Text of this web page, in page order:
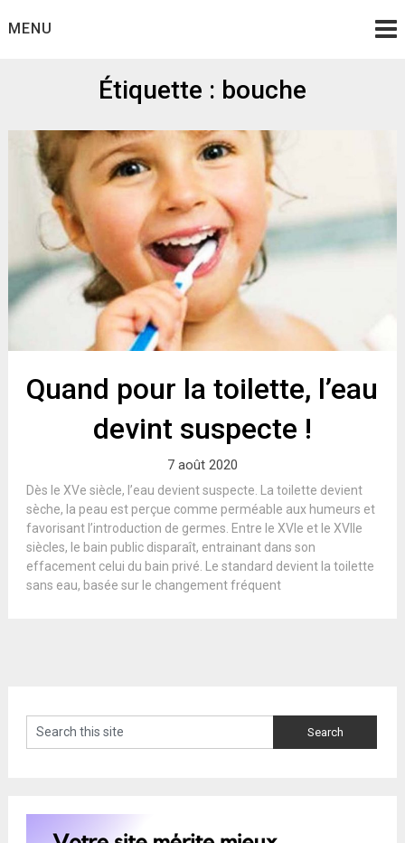
toMENU
Étiquette : bouche
Quand pour la toilette, l’eau
devint suspecte !
7 août 2020
Dès le XVe siècle, l’eau devient suspecte. La toilette devient
sèche, la peau est perçue comme perméable aux humeurs et
favorisant l’introduction de germes. Entre le XVIe et le XVIIe
siècles, le bain public disparaît, entrainant dans son
effacement celui du bain privé. Le standard devient la toilette
sans eau, basée sur le changement fréquent